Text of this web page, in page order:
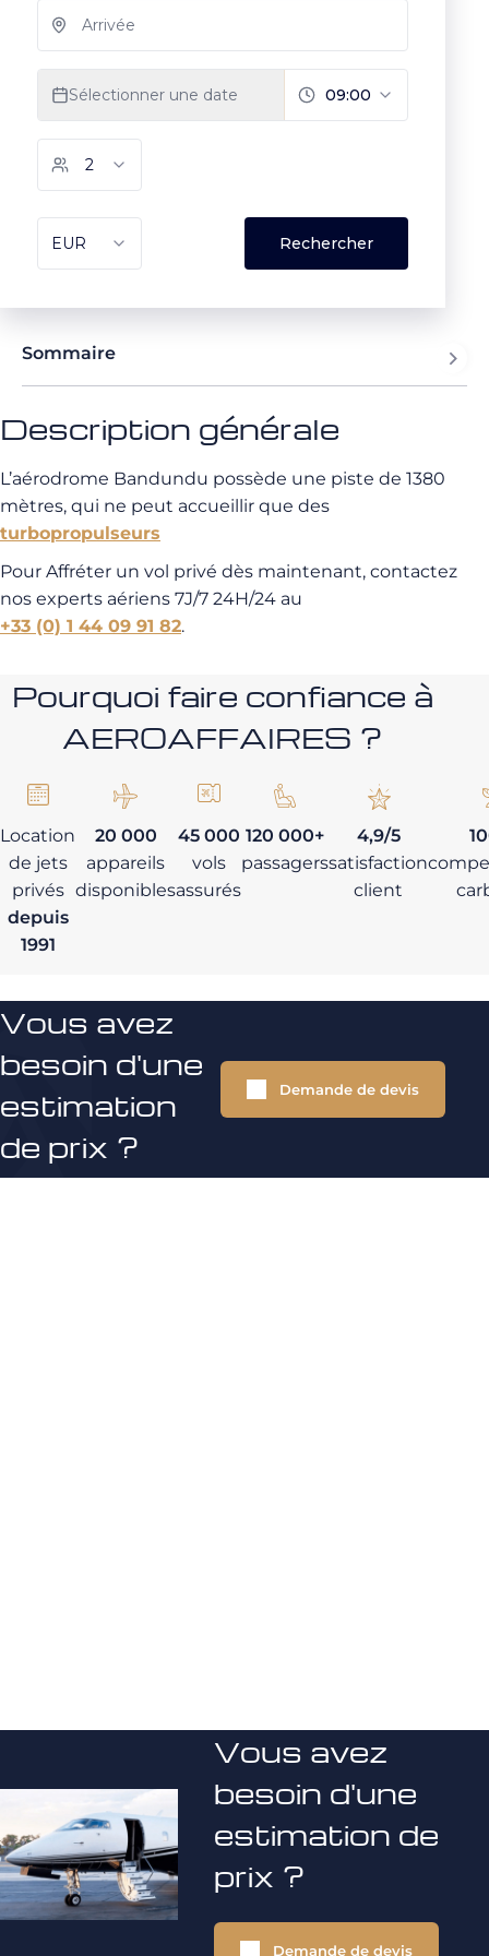
Sommaire
Description générale
L’aérodrome Bandundu possède une piste de 1380
mètres, qui ne peut accueillir que des
turbopropulseurs
Pour Affréter un vol privé dès maintenant, contactez
nos experts aériens 7J/7 24H/24 au
+33 (0) 1 44 09 91 82.
Pourquoi faire confiance à
AEROAFFAIRES ?
Location
de jets
privés
depuis
1991
20 000
appareils
disponibles
45 000
vols
assurés
120 000+
passagers
4,9/5
satisfaction
client
Vous avez
besoin d'une
estimation
de prix ?
Demande de devis
Vous avez
besoin d'une
estimation de
prix ?
Demande de devis